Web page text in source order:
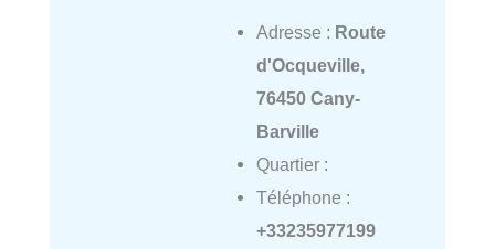
Adresse : Route
d'Ocqueville,
76450 Cany-
Barville
Quartier :
Téléphone :
+33235977199